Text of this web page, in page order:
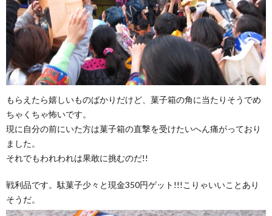
もらえたら嬉しいものばかりだけど、菓子箱の角に当たりそうでめ
ちゃくちゃ怖いです。
現に自分の前にいた方は菓子箱の直撃を受けたいへん痛がっており
ました。
それでもわれわれは果敢に挑むのだ!!
戦利品です。駄菓子少々と現金350円ゲット!!!こりゃいいことあり
そうだ。